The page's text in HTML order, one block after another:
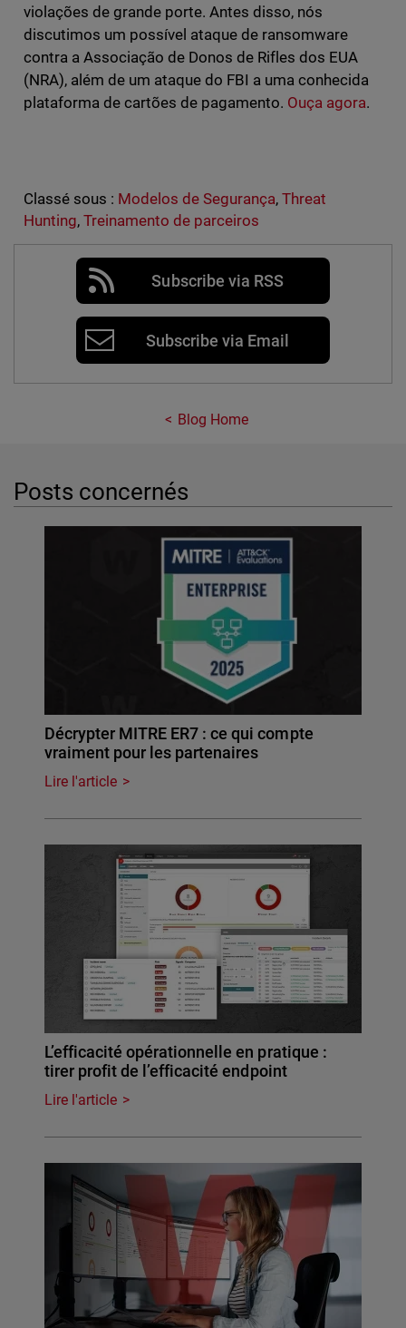
violações de grande porte. Antes disso, nós
discutimos um possível ataque de ransomware
contra a Associação de Donos de Rifles dos EUA
(NRA), além de um ataque do FBI a uma conhecida
plataforma de cartões de pagamento. Ouça agora.
Classé sous : Modelos de Segurança,Threat
Hunting, Treinamento de parceiros
Subscribe via RSS
Subscribe via Email
Blog Home
Posts concernés
Décrypter MITRE ER7 : ce qui compte
vraiment pour les partenaires
Lire l'article
L’efficacité opérationnelle en pratique :
tirer profit de l’efficacité endpoint
Lire l'article